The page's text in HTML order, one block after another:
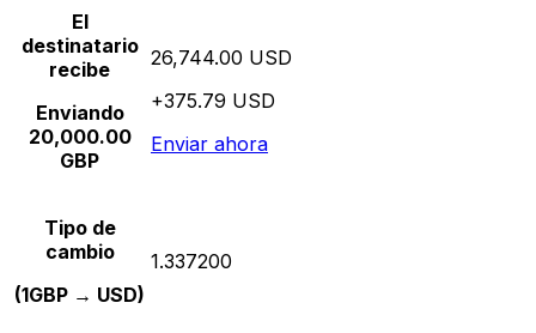
El
destinatario
recibe
Enviando
20,000.00
GBP
26,744.00 USD
+375.79 USD
Enviar ahora
Tipo de
cambio
(1GBP → USD)
1.337200